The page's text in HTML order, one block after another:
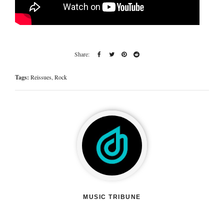
Tags: Reissues, Rock
MUSIC TRIBUNE